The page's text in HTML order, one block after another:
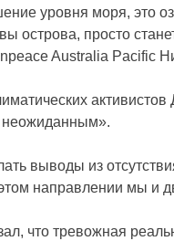
уровня моря, это
острова, просто
Australia Pacific
выводы из
направлении мы и
что тревожная